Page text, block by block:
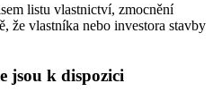
listu vlastnictví, zmocnění
že vlastníka nebo investora stavby
jsou k dispozici